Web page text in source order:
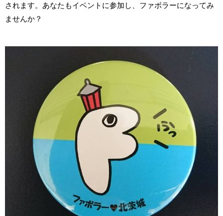
されます。あなたもイベントに参加し、ファボラーになってみ
ませんか？